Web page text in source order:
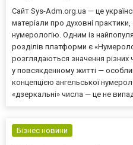
Сайт Sys-Adm.org.ua — це
матеріали про духовні
нумерологію. Одним із
розділів платформи є
розглядаються значення
у повсякденному житті —
концепцією ангельської
«дзеркальні» числа — це не
Бізнес новини